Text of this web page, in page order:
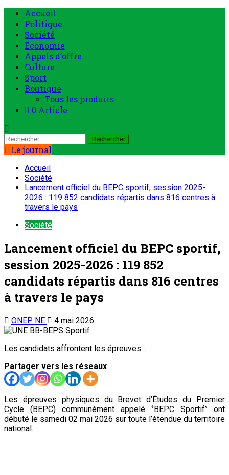
Accueil
Politique
Société
Economie
Appels d’offre
Culture
Sport
Boutique
Tous les produits
0 Article
Le journal
Accueil
Société
Lancement officiel du BEPC sportif, session 2025-
2026 : 119 852 candidats répartis dans 816 centres à
travers le pays
Société
Lancement officiel du BEPC sportif,
session 2025-2026 : 119 852
candidats répartis dans 816 centres
à travers le pays
ONEP NE 4 mai 2026
Les candidats affrontent les épreuves ...
Partager vers les réseaux
Les épreuves physiques du Brevet d’Études du Premier
Cycle (BEPC) communément appelé ‘’BEPC Sportif’’ ont
débuté le samedi 02 mai 2026 sur toute l’étendue du territoire
national.